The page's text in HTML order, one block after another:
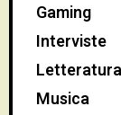
Gaming
Interviste
Letteratura
Musica